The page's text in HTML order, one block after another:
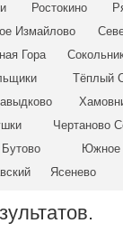
Ростокино
Измайлово
Гора
Тёплый
Чертаново
Южное
Ясенево